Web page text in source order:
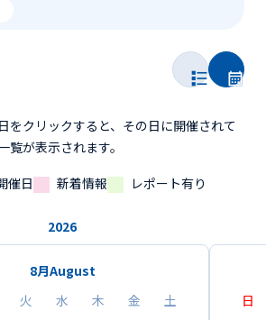
をクリックすると、その日に開催されて
覧が表示されます。
催日
新着情報 レポート有り
2026
8月August
火 水 木 金
土
日